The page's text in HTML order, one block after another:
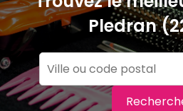
Pledran